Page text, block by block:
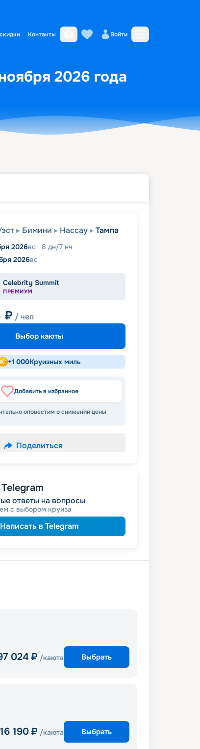
Контакты Войти
2026 года
Бимини Нассау Тампа
2026вс 8 дн/7 нч
2026вс
Celebrity Summit
ПРЕМИУМ
₽ / чел
Выбор каюты
+1 000Круизных миль
Добавить в избранное
оповестим о снижении цены
Поделиться
ответы на вопросы
с выбором круиза
Написать в Telegram
024₽ /каюта Выбрать
190₽ /каюта Выбрать